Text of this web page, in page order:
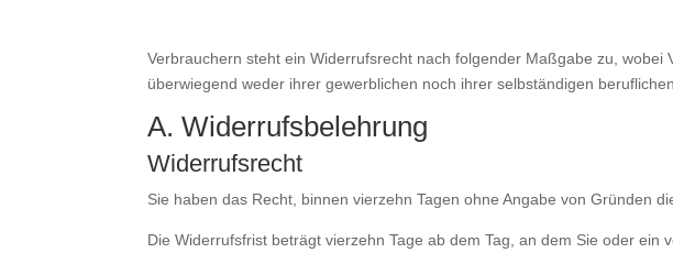
Verbrauchern steht ein Widerrufsrecht nach folgender Maßgabe zu,
überwiegend weder ihrer gewerblichen noch ihrer selbständigen
A. Widerrufsbelehrung
Widerrufsrecht
Sie haben das Recht, binnen vierzehn Tagen ohne Angabe von Gründen
Die Widerrufsfrist beträgt vierzehn Tage ab dem Tag, an dem Sie oder